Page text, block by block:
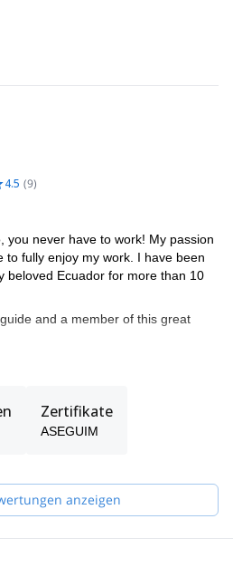
4.5 (9)
you never have to work! My passion
to fully enjoy my work. I have been
beloved Ecuador for more than 10
and a member of this great
Zertifikate
ASEGUIM
anzeigen